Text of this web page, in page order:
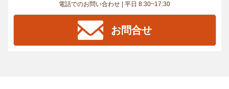
電話でのお問い合わせ | 平日 8:30~17:30
お問合せ